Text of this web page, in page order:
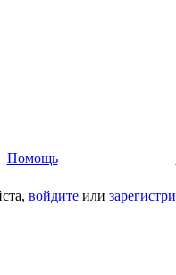
Помощь
войдите или